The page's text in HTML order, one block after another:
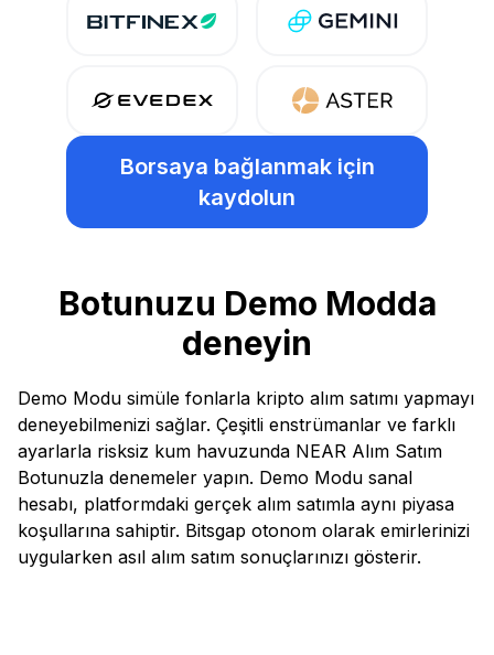
Borsaya bağlanmak için
kaydolun
Botunuzu Demo Modda
deneyin
Demo Modu simüle fonlarla kripto alım satımı yapmayı
deneyebilmenizi sağlar. Çeşitli enstrümanlar ve farklı
ayarlarla risksiz kum havuzunda NEAR Alım Satım
Botunuzla denemeler yapın. Demo Modu sanal
hesabı, platformdaki gerçek alım satımla aynı piyasa
koşullarına sahiptir. Bitsgap otonom olarak emirlerinizi
uygularken asıl alım satım sonuçlarınızı gösterir.